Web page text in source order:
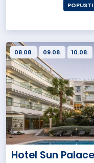
08.08. 09.08. 10.08.
Hotel Sun